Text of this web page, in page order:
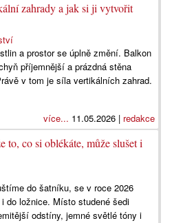
zahrady a jak si ji vytvořit
a prostor se úplně změní. Balkon
příjemnější a prázdná stěna
v tom je síla vertikálních zahrad.
více... 11.05.2026 | redakce
co si oblékáte, může slušet i
do šatníku, se v roce 2026
do ložnice. Místo studené šedi
odstíny, jemné světlé tóny i